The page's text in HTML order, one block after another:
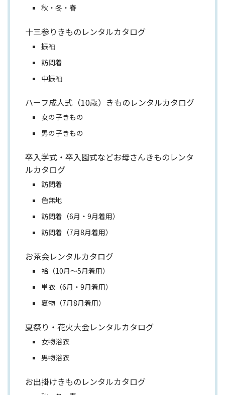
秋・冬・春
十三参りきものレンタルカタログ
振袖
訪問着
中振袖
ハーフ成人式（10歳）きものレンタルカタログ
女の子きもの
男の子きもの
卒入学式・卒入園式などお母さんきものレンタ
ルカタログ
訪問着
色無地
訪問着（6月・9月着用）
訪問着（7月8月着用）
お茶会レンタルカタログ
袷（10月～5月着用）
単衣（6月・9月着用）
夏物（7月8月着用）
夏祭り・花火大会レンタルカタログ
女物浴衣
男物浴衣
お出掛けきものレンタルカタログ